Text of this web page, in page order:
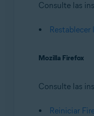
Consulte las
Mozilla Firefox
Consulte las
Reiniciar